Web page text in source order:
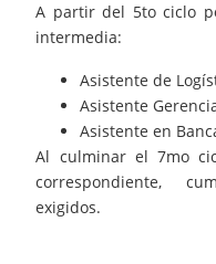
A partir del 5to ciclo
intermedia:
Asistente de
Asistente
Asistente en
Al culminar el 7mo
correspondiente,
exigidos.